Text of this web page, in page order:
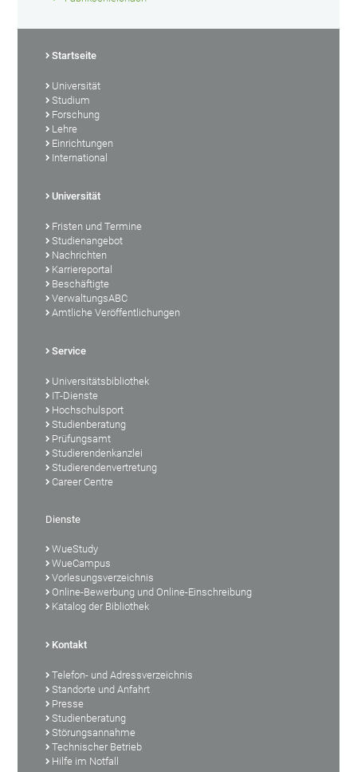
Startseite
Universität
Studium
Forschung
Lehre
Einrichtungen
International
Universität
Fristen und Termine
Studienangebot
Nachrichten
Karriereportal
Beschäftigte
VerwaltungsABC
Amtliche Veröffentlichungen
Service
Universitätsbibliothek
IT-Dienste
Hochschulsport
Studienberatung
Prüfungsamt
Studierendenkanzlei
Studierendenvertretung
Career Centre
Dienste
WueStudy
WueCampus
Vorlesungsverzeichnis
Online-Bewerbung und Online-Einschreibung
Katalog der Bibliothek
Kontakt
Telefon- und Adressverzeichnis
Standorte und Anfahrt
Presse
Studienberatung
Störungsannahme
Technischer Betrieb
Hilfe im Notfall